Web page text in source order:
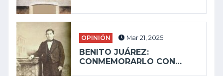
OPINIÓN Mar 21, 2025
BENITO JUÁREZ:
CONMEMORARLO CON…